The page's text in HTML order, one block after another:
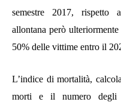
semestre 2017, rispetto
allontana però
50% delle vittime entro il
L’indice di mortalità,
morti e il numero degli